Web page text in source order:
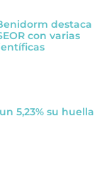
destaca
con varias
5,23% su huella